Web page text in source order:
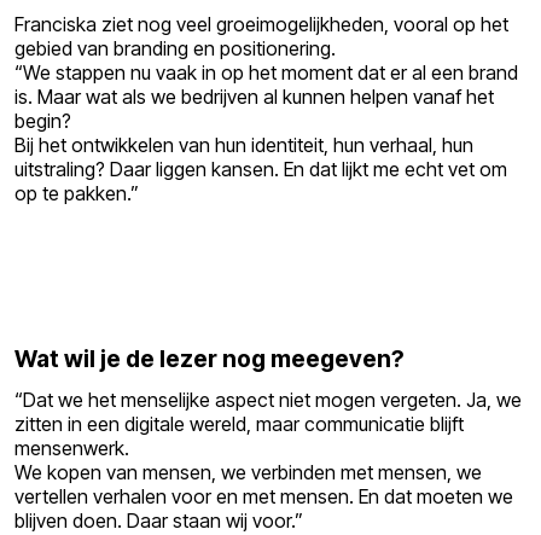
Franciska ziet nog veel groeimogelijkheden, vooral op het
gebied van branding en positionering.
“We stappen nu vaak in op het moment dat er al een brand
is. Maar wat als we bedrijven al kunnen helpen vanaf het
begin?
Bij het ontwikkelen van hun identiteit, hun verhaal, hun
uitstraling? Daar liggen kansen. En dat lijkt me echt vet om
op te pakken.”
Wat wil je de lezer nog meegeven?
“Dat we het menselijke aspect niet mogen vergeten. Ja, we
zitten in een digitale wereld, maar communicatie blijft
mensenwerk.
We kopen van mensen, we verbinden met mensen, we
vertellen verhalen voor en met mensen. En dat moeten we
blijven doen. Daar staan wij voor.”